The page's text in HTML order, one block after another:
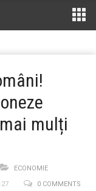
mulți
ECONOMIE
0 COMMENTS